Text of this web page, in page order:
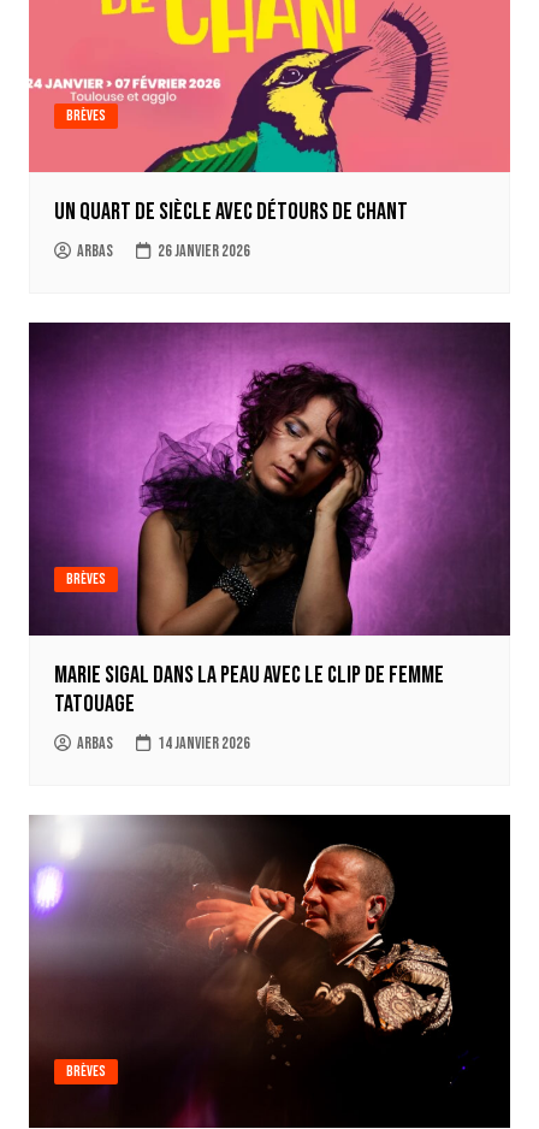
Brèves
Un quart de siècle avec Détours de Chant
Arbas 26 janvier 2026
Brèves
Marie Sigal dans la peau avec le clip de Femme
Tatouage
Arbas 14 janvier 2026
Brèves